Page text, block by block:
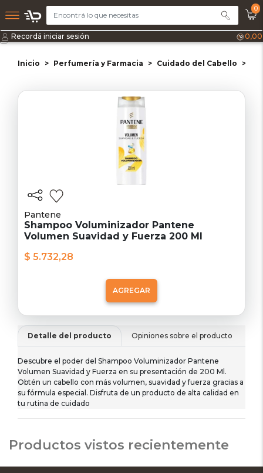
0
Recordá iniciar sesión 0,00
Inicio Perfumería y Farmacia Cuidado del Cabello
Pantene
Shampoo Voluminizador Pantene
Volumen Suavidad y Fuerza 200 Ml
$ 5.732,28
AGREGAR
Detalle del producto Opiniones sobre el producto
Descubre el poder del Shampoo Voluminizador Pantene
Volumen Suavidad y Fuerza en su presentación de 200 Ml.
Obtén un cabello con más volumen, suavidad y fuerza gracias a
su fórmula especial. Disfruta de un producto de alta calidad en
tu rutina de cuidado
Productos vistos recientemente